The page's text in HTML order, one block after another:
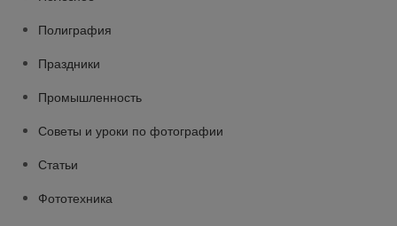
Полиграфия
Праздники
Промышленность
Советы и уроки по фотографии
Статьи
Фототехника